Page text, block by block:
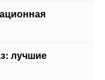
лучшие